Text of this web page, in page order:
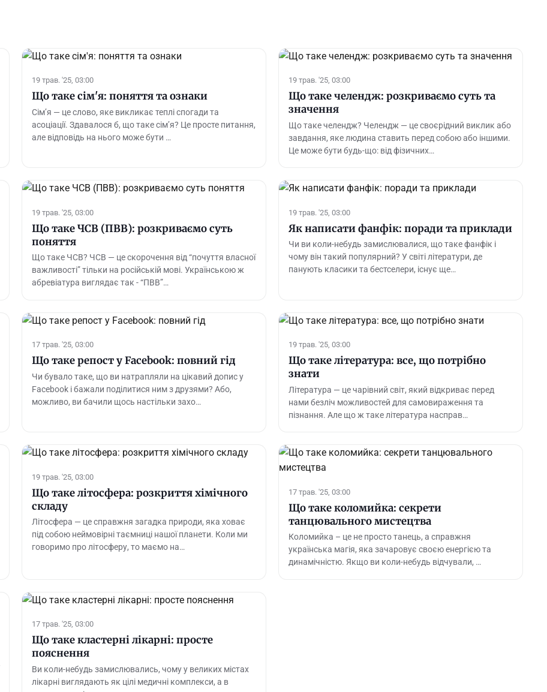
19 трав. '25, 03:00
Що таке сім'я: поняття та ознаки
Сім’я — це слово, яке викликає теплі спогади та
асоціації. Здавалося б, що таке сім’я? Це просте питання,
але відповідь на нього може бути …
19 трав. '25, 03:00
Що таке челендж: розкриваємо суть та
значення
Що таке челендж? Челендж — це своєрідний виклик або
завдання, яке людина ставить перед собою або іншими.
Це може бути будь-що: від фізичних…
19 трав. '25, 03:00
Що таке ЧСВ (ПВВ): розкриваємо суть
поняття
Що таке ЧСВ? ЧСВ — це скорочення від “почуття власної
важливості” тільки на російській мові. Українською ж
абревіатура виглядає так - “ПВВ”…
19 трав. '25, 03:00
Як написати фанфік: поради та приклади
Чи ви коли-небудь замислювалися, що таке фанфік і
чому він такий популярний? У світі літератури, де
панують класики та бестселери, існує ще…
17 трав. '25, 03:00
Що таке репост у Facebook: повний гід
Чи бувало таке, що ви натрапляли на цікавий допис у
Facebook і бажали поділитися ним з друзями? Або,
можливо, ви бачили щось настільки захо…
19 трав. '25, 03:00
Що таке література: все, що потрібно
знати
Література — це чарівний світ, який відкриває перед
нами безліч можливостей для самовираження та
пізнання. Але що ж таке література насправ…
19 трав. '25, 03:00
Що таке літосфера: розкриття хімічного
складу
Літосфера — це справжня загадка природи, яка ховає
під собою неймовірні таємниці нашої планети. Коли ми
говоримо про літосферу, то маємо на…
17 трав. '25, 03:00
Що таке коломийка: секрети
танцювального мистецтва
Коломийка – це не просто танець, а справжня
українська магія, яка зачаровує своєю енергією та
динамічністю. Якщо ви коли-небудь відчували, …
17 трав. '25, 03:00
Що таке кластерні лікарні: просте
пояснення
Ви коли-небудь замислювались, чому у великих містах
лікарні виглядають як цілі медичні комплекси, а в